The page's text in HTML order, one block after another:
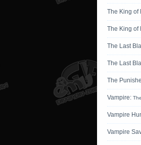
The King of
The King of
The Last
The Last
The
Vampire:
Vampire
Vampire